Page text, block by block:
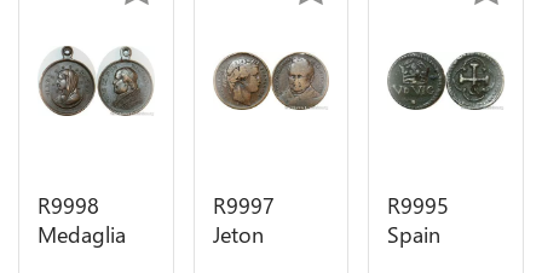
R9998
Medaglia
R9997
Jeton
R9995
Spain